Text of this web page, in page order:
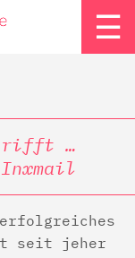
☰
trifft …
seit jeher